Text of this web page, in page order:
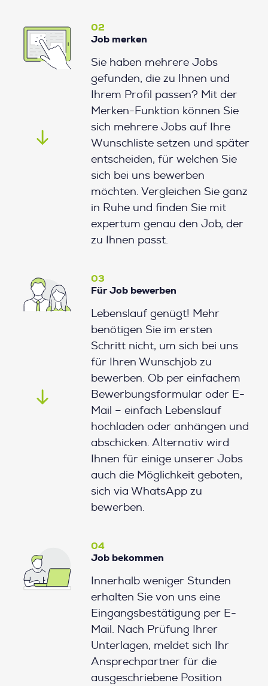
02
Job merken
Sie haben mehrere Jobs
gefunden, die zu Ihnen und
Ihrem Profil passen? Mit der
Merken-Funktion können Sie
sich mehrere Jobs auf Ihre
Wunschliste setzen und später
entscheiden, für welchen Sie
sich bei uns bewerben
möchten. Vergleichen Sie ganz
in Ruhe und finden Sie mit
expertum genau den Job, der
zu Ihnen passt.
03
Für Job bewerben
Lebenslauf genügt! Mehr
benötigen Sie im ersten
Schritt nicht, um sich bei uns
für Ihren Wunschjob zu
bewerben. Ob per einfachem
Bewerbungsformular oder E-
Mail – einfach Lebenslauf
hochladen oder anhängen und
abschicken. Alternativ wird
Ihnen für einige unserer Jobs
auch die Möglichkeit geboten,
sich via WhatsApp zu
bewerben.
04
Job bekommen
Innerhalb weniger Stunden
erhalten Sie von uns eine
Eingangsbestätigung per E-
Mail. Nach Prüfung Ihrer
Unterlagen, meldet sich Ihr
Ansprechpartner für die
ausgeschriebene Position